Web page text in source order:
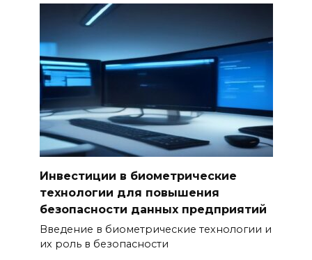
Инвестиции в биометрические
технологии для повышения
безопасности данных предприятий
Введение в биометрические технологии и
их роль в безопасности